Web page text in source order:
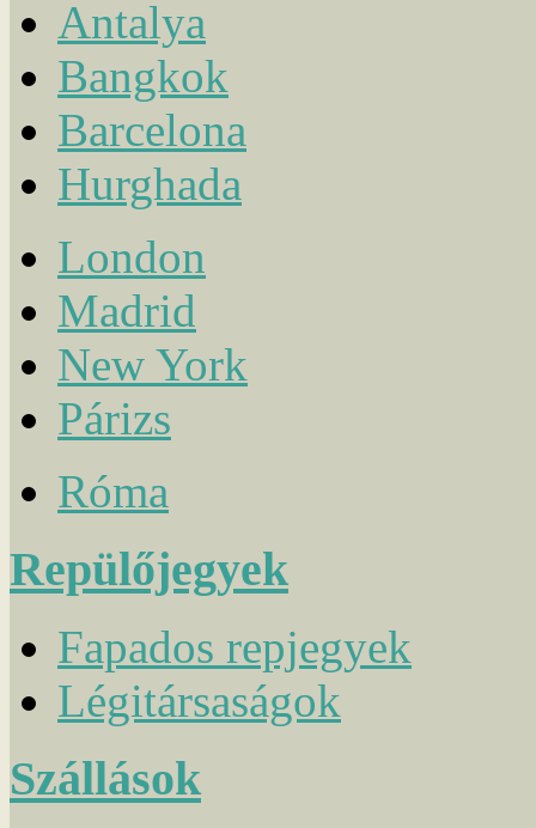
Antalya
Bangkok
Barcelona
Hurghada
London
Madrid
New York
Párizs
Róma
Repülőjegyek
Fapados repjegyek
Légitársaságok
Szállások